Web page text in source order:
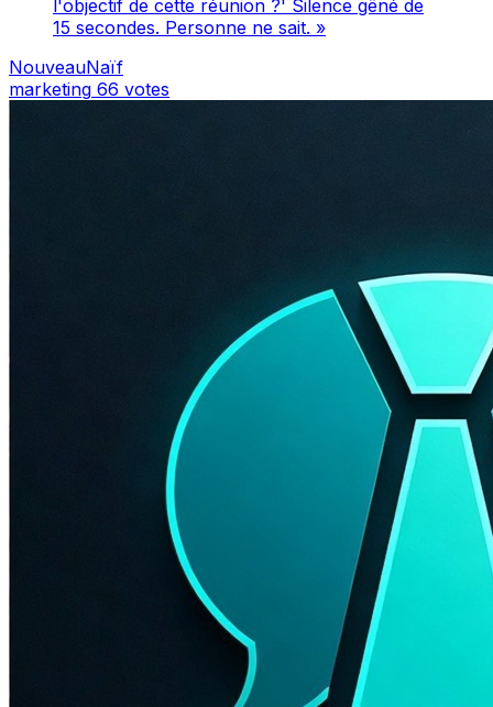
l'objectif de cette réunion ?' Silence gêné de
15 secondes. Personne ne sait. »
NouveauNaïf
marketing 66 votes